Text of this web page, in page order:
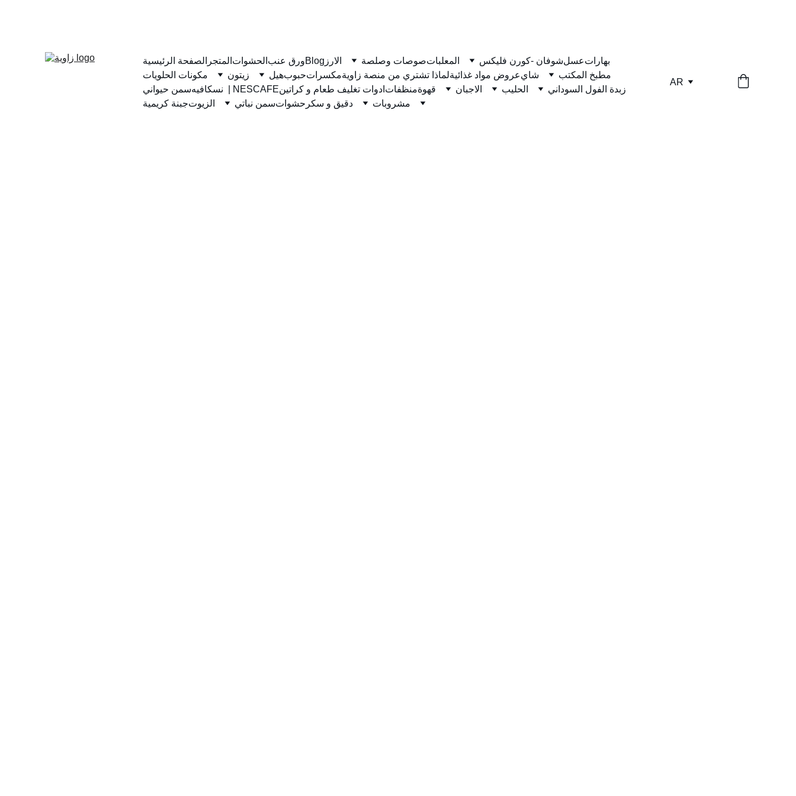
الصفحة الرئيسية المتجر الحشوات ورق عنبBlog الارز صوصات وصلصةالمعلبات شوفان -كورن فليكسعسلبهارات
مكونات الحلويات
زيتون هيلحبوبمكسراتلماذا تشتري من منصة زاويةعروض مواد غذائيةشاي
مطبخ المكتب
سمن حيواني
نسكافيه  | NESCAFEادوات تغليف طعام و كراتين منظفاتقهوة الاجبان الحليب
زبدة الفول السوداني
جبنة كريميةالزيوت سمن نباتيحشوات دقيق و سكر مشروبات
AR